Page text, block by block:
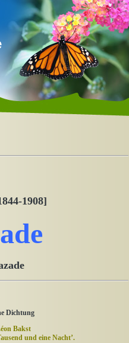
1908]
Dichtung
Bakst
und eine Nacht’.